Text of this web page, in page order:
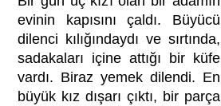
evinin kapısını çaldı. Büyücü
dilenci kılığındaydı ve sırtında,
sadakaları içine attığı bir küfe
vardı. Biraz yemek dilendi. En
büyük kız dışarı çıktı, bir parça